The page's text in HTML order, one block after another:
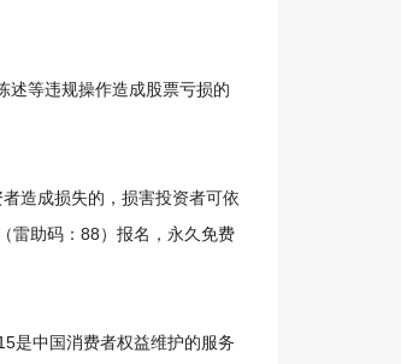
述等违规操作造成股票亏损的
造成损失的，损害投资者可依
雷助码：88）报名，永久免费
是中国消费者权益维护的服务